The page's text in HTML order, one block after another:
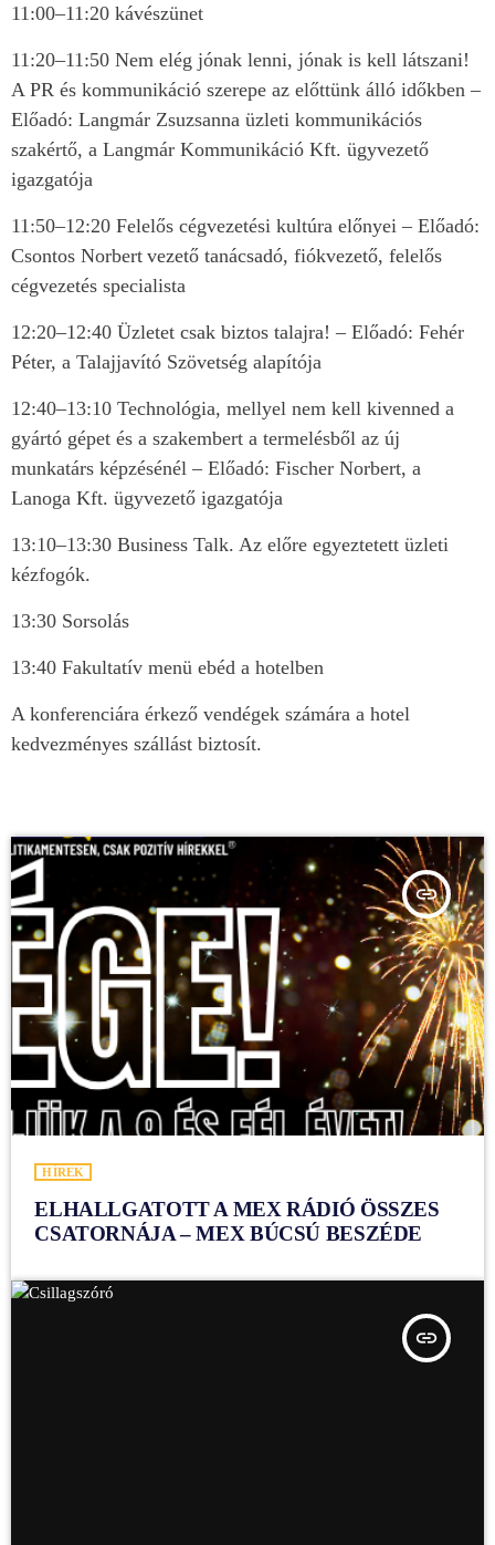
11:00–11:20 kávészünet
11:20–11:50 Nem elég jónak lenni, jónak is kell látszani!
A PR és kommunikáció szerepe az előttünk álló időkben –
Előadó: Langmár Zsuzsanna üzleti kommunikációs
szakértő, a Langmár Kommunikáció Kft. ügyvezető
igazgatója
11:50–12:20 Felelős cégvezetési kultúra előnyei – Előadó:
Csontos Norbert vezető tanácsadó, fiókvezető, felelős
cégvezetés specialista
12:20–12:40 Üzletet csak biztos talajra! – Előadó: Fehér
Péter, a Talajjavító Szövetség alapítója
12:40–13:10 Technológia, mellyel nem kell kivenned a
gyártó gépet és a szakembert a termelésből az új
munkatárs képzésénél – Előadó: Fischer Norbert, a
Lanoga Kft. ügyvezető igazgatója
13:10–13:30 Business Talk. Az előre egyeztetett üzleti
kézfogók.
13:30 Sorsolás
13:40 Fakultatív menü ebéd a hotelben
A konferenciára érkező vendégek számára a hotel
kedvezményes szállást biztosít.
insert_link
HÍREK
ELHALLGATOTT A MEX RÁDIÓ ÖSSZES
CSATORNÁJA – MEX BÚCSÚ BESZÉDE
insert_link